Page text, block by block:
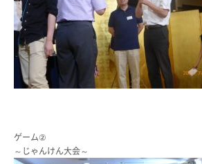
ゲーム②
～じゃんけん大会～